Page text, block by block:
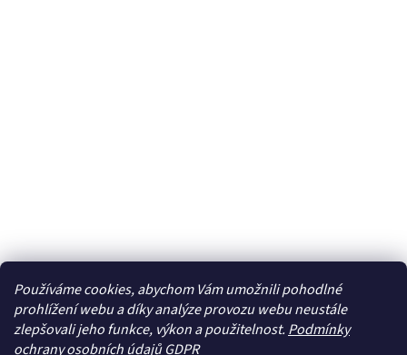
Používáme cookies, abychom Vám umožnili pohodlné
prohlížení webu a díky analýze provozu webu neustále
zlepšovali jeho funkce, výkon a použitelnost. Podmínky
ochrany osobních údajů GDPR